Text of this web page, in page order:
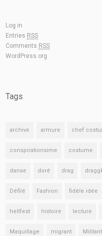
Log in
Entries RSS
Comments RSS
WordPress.org
Tags
archive armure chef
conspirationsime costume
danse doré drag
Défilé Fashion fidèle idée
hellfest histoire lecture
Maquillage migrant